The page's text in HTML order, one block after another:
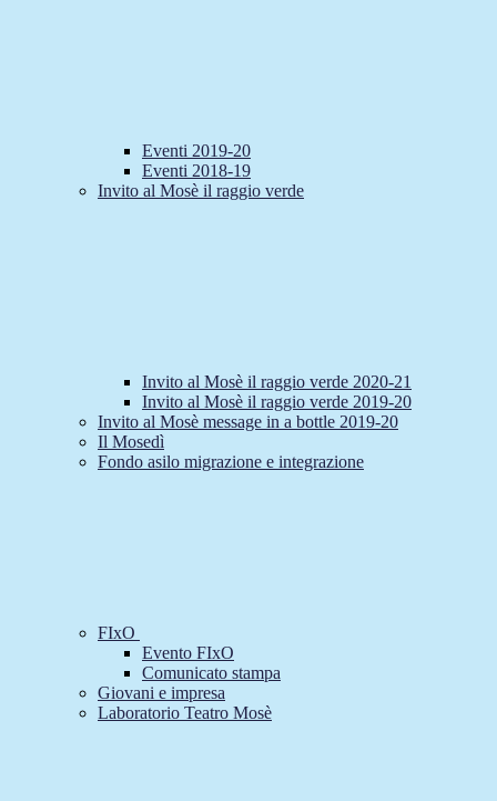
Eventi 2019-20
Eventi 2018-19
Invito al Mosè il raggio verde
Invito al Mosè il raggio verde 2020-21
Invito al Mosè il raggio verde 2019-20
Invito al Mosè message in a bottle 2019-20
Il Mosedì
Fondo asilo migrazione e integrazione
FIxO
Evento FIxO
Comunicato stampa
Giovani e impresa
Laboratorio Teatro Mosè